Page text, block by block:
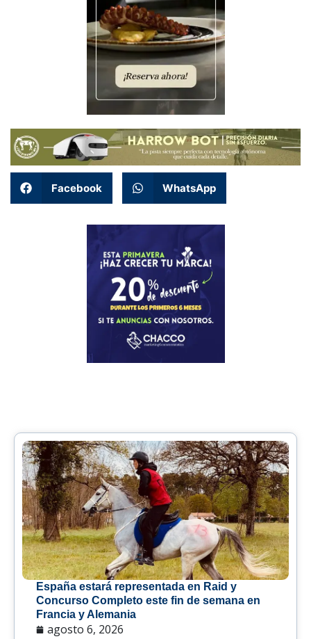
Facebook WhatsApp
España estará representada en Raid y
Concurso Completo este fin de semana en
Francia y Alemania
agosto 6, 2026